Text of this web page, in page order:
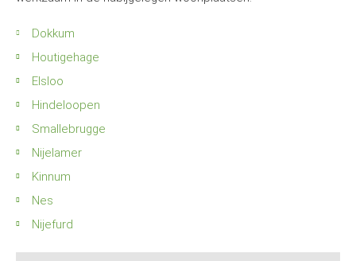
Dokkum
Houtigehage
Elsloo
Hindeloopen
Smallebrugge
Nijelamer
Kinnum
Nes
Nijefurd